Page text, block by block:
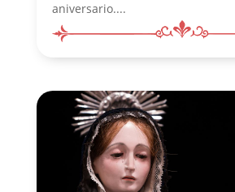
aniversario....